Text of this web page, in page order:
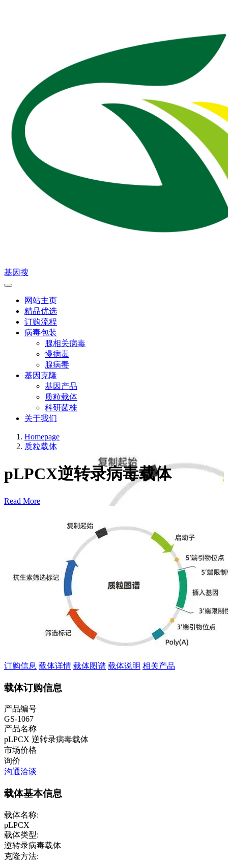
基因搜
网站主页
精品优选
订购流程
病毒包装
腺相关病毒
慢病毒
腺病毒
基因克隆
基因产品
质粒载体
科研菌株
关于我们
Homepage
质粒载体
pLPCX逆转录病毒载体
Read More
订购信息 载体详情 载体图谱 载体说明 相关产品
载体订购信息
产品编号
GS-1067
产品名称
pLPCX 逆转录病毒载体
市场价格
询价
沟通洽谈
载体基本信息
载体名称:
pLPCX
载体类型:
逆转录病毒载体
克隆方法: